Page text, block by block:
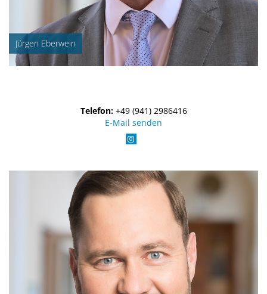
Jürgen Eberwein
Telefon: +49 (941) 2986416
E-Mail senden